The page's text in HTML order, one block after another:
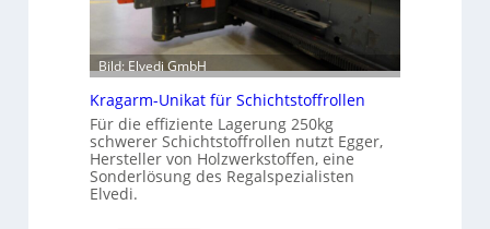
i
f
e
n
k
o
m
p
Bild: Elvedi GmbH
Kragarm-Unikat für Schichtstoffrollen
Für die effiziente Lagerung 250kg
schwerer Schichtstoffrollen nutzt Egger,
Hersteller von Holzwerkstoffen, eine
Sonderlösung des Regalspezialisten
Elvedi.